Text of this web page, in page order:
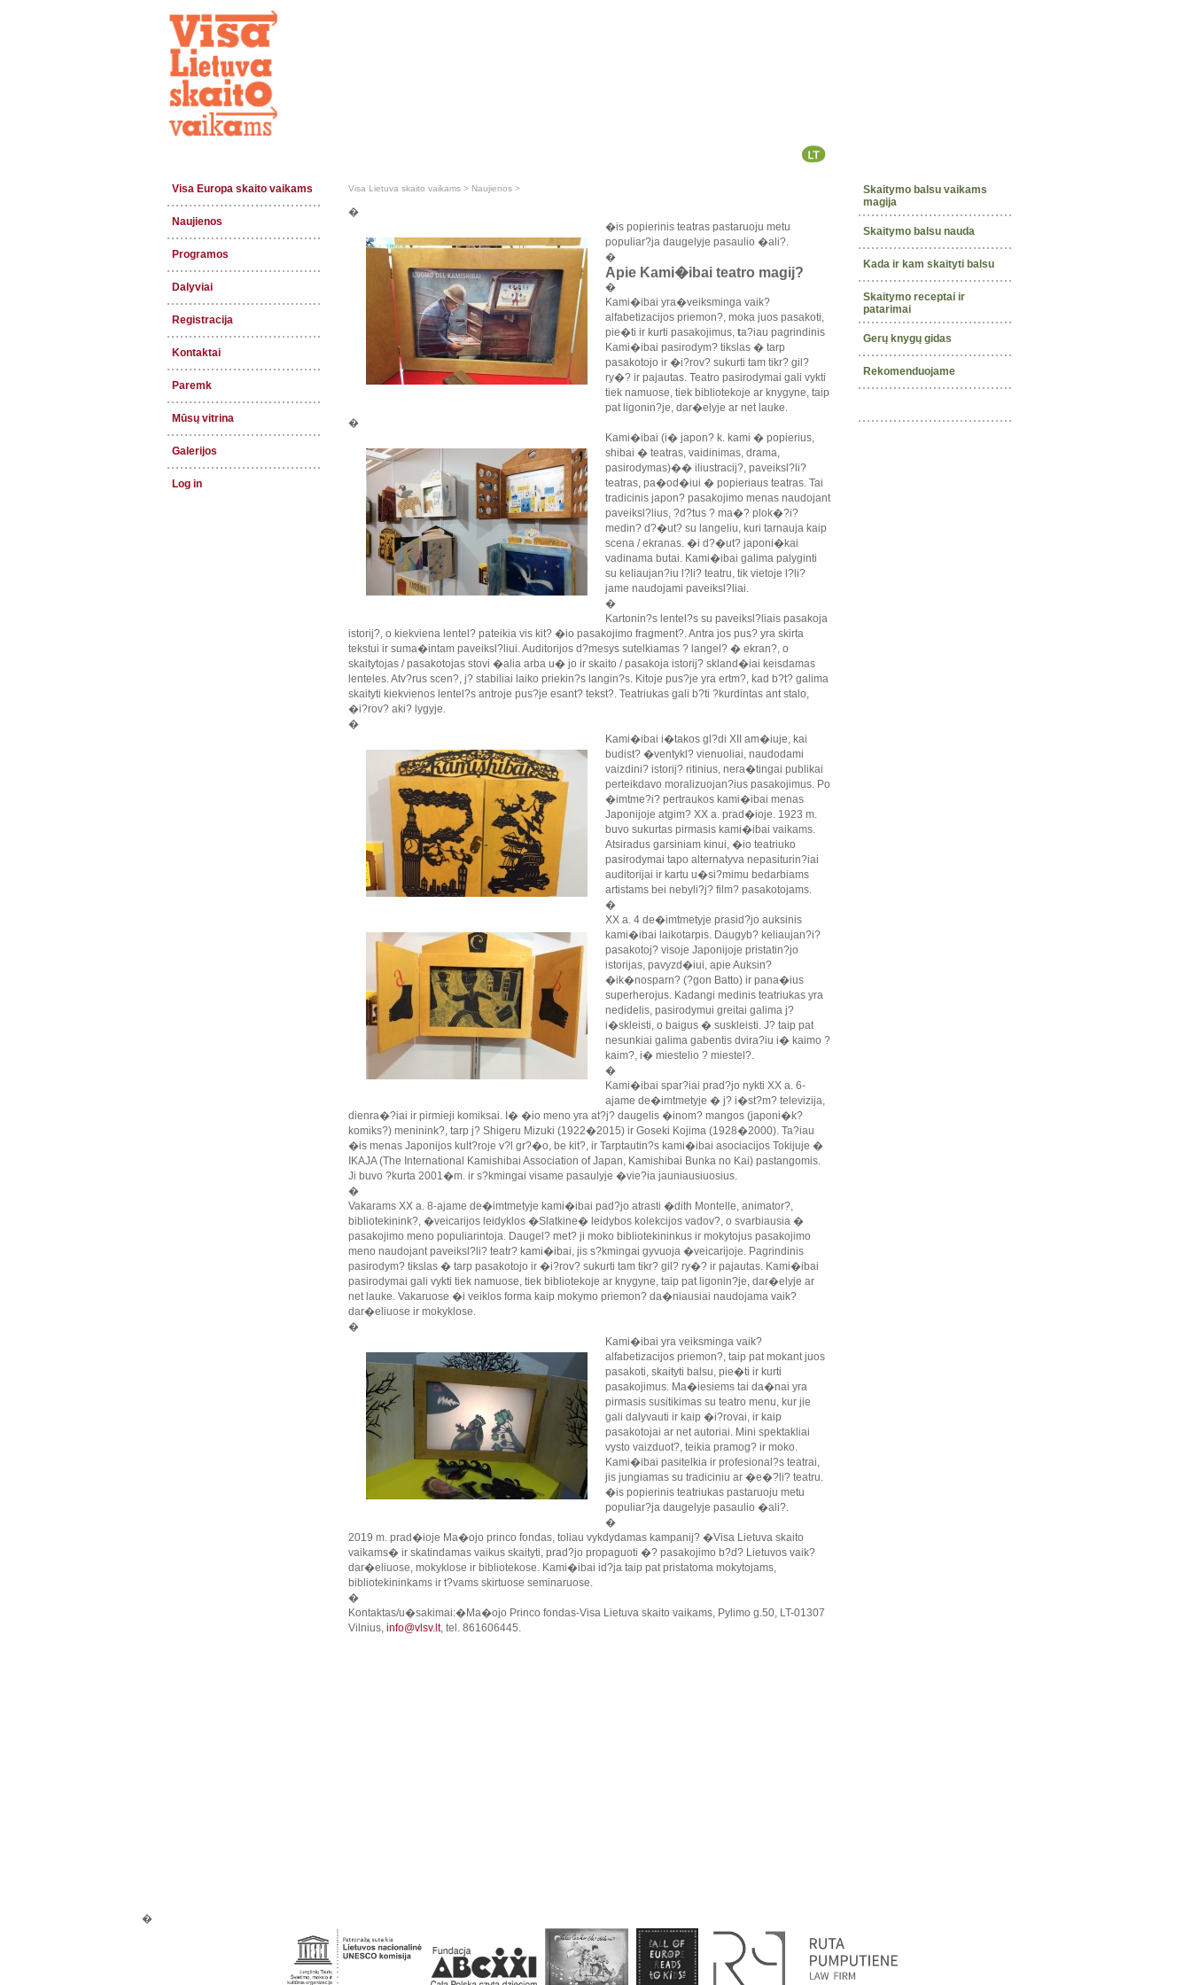
Visa Europa skaito vaikams
Naujienos
Programos
Dalyviai
Registracija
Kontaktai
Paremk
Mūsų vitrina
Galerijos
Log in
Visa Lietuva skaito vaikams > Naujienos >
�
�is popierinis teatras pastaruoju metu
populiar?ja daugelyje pasaulio �ali?.
�
Apie Kami�ibai teatro magij?
�
Kami�ibai yra�veiksminga vaik?
alfabetizacijos priemon?, moka juos pasakoti,
pie�ti ir kurti pasakojimus, ta?iau pagrindinis
Kami�ibai pasirodym? tikslas � tarp
pasakotojo ir �i?rov? sukurti tam tikr? gil?
ry�? ir pajautas. Teatro pasirodymai gali vykti
tiek namuose, tiek bibliotekoje ar knygyne, taip
pat ligonin?je, dar�elyje ar net lauke.
�
Kami�ibai (i� japon? k. kami � popierius,
shibai � teatras, vaidinimas, drama,
pasirodymas)�� iliustracij?, paveiksl?li?
teatras, pa�od�iui � popieriaus teatras. Tai
tradicinis japon? pasakojimo menas naudojant
paveiksl?lius, ?d?tus ? ma�? plok�?i?
medin? d?�ut? su langeliu, kuri tarnauja kaip
scena / ekranas. �i d?�ut? japoni�kai
vadinama butai. Kami�ibai galima palyginti
su keliaujan?iu l?li? teatru, tik vietoje l?li?
jame naudojami paveiksl?liai.
�
Kartonin?s lentel?s su paveiksl?liais pasakoja
istorij?, o kiekviena lentel? pateikia vis kit? �io pasakojimo fragment?. Antra jos pus? yra skirta
tekstui ir suma�intam paveiksl?liui. Auditorijos d?mesys sutelkiamas ? langel? � ekran?, o
skaitytojas / pasakotojas stovi �alia arba u� jo ir skaito / pasakoja istorij? skland�iai keisdamas
lenteles. Atv?rus scen?, j? stabiliai laiko priekin?s langin?s. Kitoje pus?je yra ertm?, kad b?t? galima
skaityti kiekvienos lentel?s antroje pus?je esant? tekst?. Teatriukas gali b?ti ?kurdintas ant stalo,
�i?rov? aki? lygyje.
�
Kami�ibai i�takos gl?di XII am�iuje, kai
budist? �ventykl? vienuoliai, naudodami
vaizdini? istorij? ritinius, nera�tingai publikai
perteikdavo moralizuojan?ius pasakojimus. Po
�imtme?i? pertraukos kami�ibai menas
Japonijoje atgim? XX a. prad�ioje. 1923 m.
buvo sukurtas pirmasis kami�ibai vaikams.
Atsiradus garsiniam kinui, �io teatriuko
pasirodymai tapo alternatyva nepasiturin?iai
auditorijai ir kartu u�si?mimu bedarbiams
artistams bei nebyli?j? film? pasakotojams.
�
XX a. 4 de�imtmetyje prasid?jo auksinis
kami�ibai laikotarpis. Daugyb? keliaujan?i?
pasakotoj? visoje Japonijoje pristatin?jo
istorijas, pavyzd�iui, apie Auksin?
�ik�nosparn? (?gon Batto) ir pana�ius
superherojus. Kadangi medinis teatriukas yra
nedidelis, pasirodymui greitai galima j?
i�skleisti, o baigus � suskleisti. J? taip pat
nesunkiai galima gabentis dvira?iu i� kaimo ?
kaim?, i� miestelio ? miestel?.
�
Kami�ibai spar?iai prad?jo nykti XX a. 6-
ajame de�imtmetyje � j? i�st?m? televizija,
dienra�?iai ir pirmieji komiksai. I� �io meno yra at?j? daugelis �inom? mangos (japoni�k?
komiks?) meninink?, tarp j? Shigeru Mizuki (1922�2015) ir Goseki Kojima (1928�2000). Ta?iau
�is menas Japonijos kult?roje v?l gr?�o, be kit?, ir Tarptautin?s kami�ibai asociacijos Tokijuje �
IKAJA (The International Kamishibai Association of Japan, Kamishibai Bunka no Kai) pastangomis.
Ji buvo ?kurta 2001�m. ir s?kmingai visame pasaulyje �vie?ia jauniausiuosius.
�
Vakarams XX a. 8-ajame de�imtmetyje kami�ibai pad?jo atrasti �dith Montelle, animator?,
bibliotekinink?, �veicarijos leidyklos �Slatkine� leidybos kolekcijos vadov?, o svarbiausia �
pasakojimo meno populiarintoja. Daugel? met? ji moko bibliotekininkus ir mokytojus pasakojimo
meno naudojant paveiksl?li? teatr? kami�ibai, jis s?kmingai gyvuoja �veicarijoje. Pagrindinis
pasirodym? tikslas � tarp pasakotojo ir �i?rov? sukurti tam tikr? gil? ry�? ir pajautas. Kami�ibai
pasirodymai gali vykti tiek namuose, tiek bibliotekoje ar knygyne, taip pat ligonin?je, dar�elyje ar
net lauke. Vakaruose �i veiklos forma kaip mokymo priemon? da�niausiai naudojama vaik?
dar�eliuose ir mokyklose.
�
Kami�ibai yra veiksminga vaik?
alfabetizacijos priemon?, taip pat mokant juos
pasakoti, skaityti balsu, pie�ti ir kurti
pasakojimus. Ma�iesiems tai da�nai yra
pirmasis susitikimas su teatro menu, kur jie
gali dalyvauti ir kaip �i?rovai, ir kaip
pasakotojai ar net autoriai. Mini spektakliai
vysto vaizduot?, teikia pramog? ir moko.
Kami�ibai pasitelkia ir profesional?s teatrai,
jis jungiamas su tradiciniu ar �e�?li? teatru.
�is popierinis teatriukas pastaruoju metu
populiar?ja daugelyje pasaulio �ali?.
�
2019 m. prad�ioje Ma�ojo princo fondas, toliau vykdydamas kampanij? �Visa Lietuva skaito
vaikams� ir skatindamas vaikus skaityti, prad?jo propaguoti �? pasakojimo b?d? Lietuvos vaik?
dar�eliuose, mokyklose ir bibliotekose. Kami�ibai id?ja taip pat pristatoma mokytojams,
bibliotekininkams ir t?vams skirtuose seminaruose.
�
Kontaktas/u�sakimai:�Ma�ojo Princo fondas-Visa Lietuva skaito vaikams, Pylimo g.50, LT-01307
Vilnius, info@vlsv.lt, tel. 861606445.
Skaitymo balsu vaikams
magija
Skaitymo balsu nauda
Kada ir kam skaityti balsu
Skaitymo receptai ir
patarimai
Gerų knygų gidas
Rekomenduojame
�